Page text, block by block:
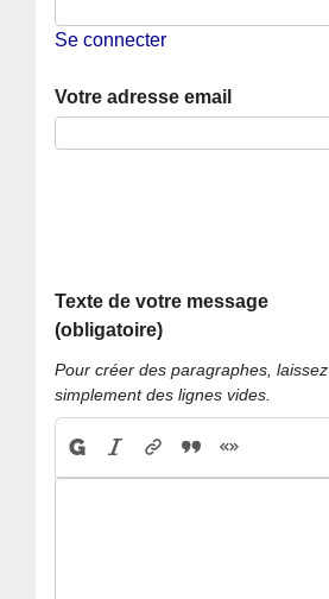
Se connecter
Votre adresse email
Texte de votre message
(obligatoire)
Pour créer des paragraphes, laissez
simplement des lignes vides.